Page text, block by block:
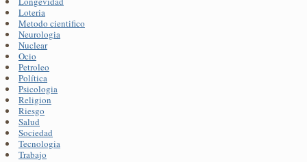
Loteria
Metodo cientifico
Neurologia
Nuclear
Ocio
Petroleo
Política
Psicologia
Religion
Riesgo
Salud
Sociedad
Tecnologia
Trabajo